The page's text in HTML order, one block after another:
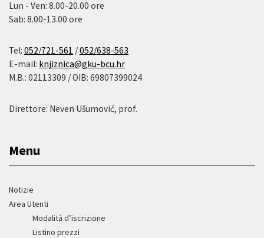
Lun - Ven: 8.00-20.00 ore
Sab: 8.00-13.00 ore
Tel: 052/721-561 /052/638-563
E-mail: knjiznica@gku-bcu.hr
M.B.: 02113309 / OIB: 69807399024
Direttore: Neven Ušumović, prof.
Menu
Notizie
Area Utenti
Modalità d’iscrizione
Listino prezzi